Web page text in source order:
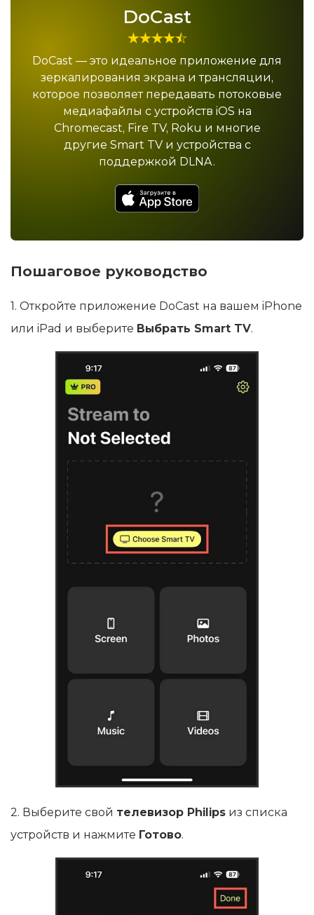
DoCast
DoCast — это идеальное приложение для
зеркалирования экрана и трансляции,
которое позволяет передавать потоковые
медиафайлы с устройств iOS на
Chromecast, Fire TV, Roku и многие
другие Smart TV и устройства с
поддержкой DLNA.
Пошаговое руководство
1. Откройте приложение DoCast на вашем iPhone
или iPad и выберите Выбрать Smart TV.
2. Выберите свой телевизор Philips из списка
устройств и нажмите Готово.